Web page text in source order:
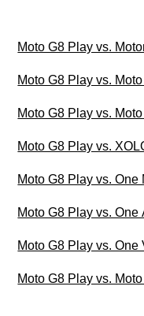
Moto G8 Play vs.
Moto G8 Play vs.
Moto G8 Play vs.
Moto G8 Play vs.
Moto G8 Play vs. One
Moto G8 Play vs. One
Moto G8 Play vs. One
Moto G8 Play vs.